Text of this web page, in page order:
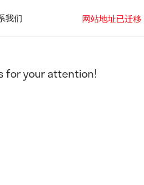
我们
网站地址已迁
for your attention!